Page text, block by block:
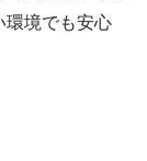
環境でも安心